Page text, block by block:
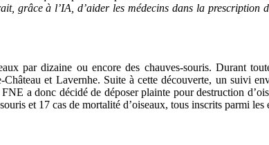
grâce à l’IA, d’aider les médecins dans la prescription
par dizaine ou encore des chauves-souris. Durant
et Lavernhe. Suite à cette découverte, un suivi
a donc décidé de déposer plainte pour destruction
et 17 cas de mortalité d’oiseaux, tous inscrits parmi les